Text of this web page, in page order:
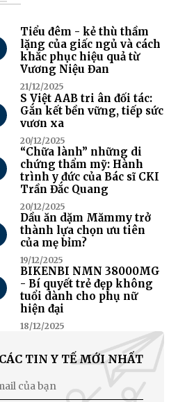
Tiểu đêm - kẻ thù thầm
lặng của giấc ngủ và cách
khắc phục hiệu quả từ
Vương Niệu Đan
21/12/2025
S Việt AAB tri ân đối tác:
Gắn kết bền vững, tiếp sức
vươn xa
20/12/2025
“Chữa lành” những di
chứng thẩm mỹ: Hành
trình y đức của Bác sĩ CKI
Trần Đắc Quang
20/12/2025
Dầu ăn dặm Mămmy trở
thành lựa chọn ưu tiên
của mẹ bỉm?
19/12/2025
BIKENBI NMN 38000MG
- Bí quyết trẻ đẹp không
tuổi dành cho phụ nữ
hiện đại
18/12/2025
TIN Y TẾ MỚI NHẤT